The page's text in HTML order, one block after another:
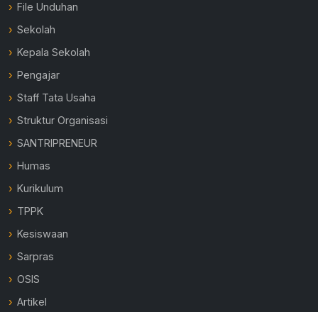
File Unduhan
Sekolah
Kepala Sekolah
Pengajar
Staff Tata Usaha
Struktur Organisasi
SANTRIPRENEUR
Humas
Kurikulum
TPPK
Kesiswaan
Sarpras
OSIS
Artikel